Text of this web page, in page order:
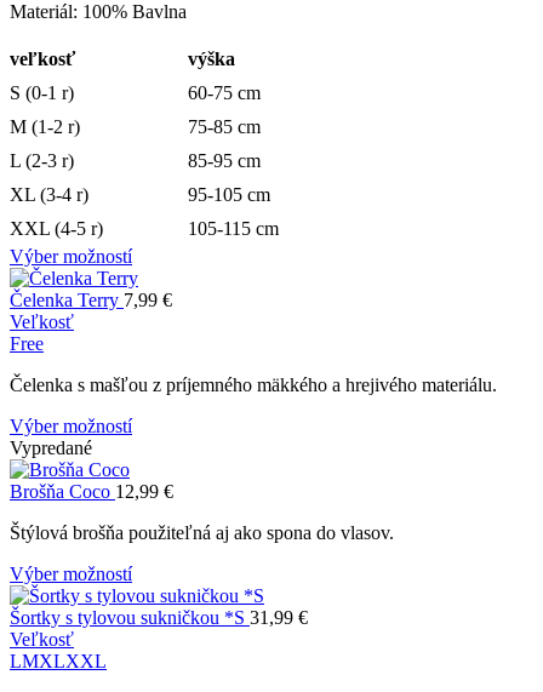
Materiál: 100% Bavlna
veľkosť
výška
S (0-1 r)
60-75 cm
M (1-2 r)
75-85 cm
L (2-3 r)
85-95 cm
XL (3-4 r)
95-105 cm
XXL (4-5 r)
105-115 cm
Výber možností
Čelenka Terry 7,99 €
Veľkosť
Free
Čelenka s mašľou z príjemného mäkkého a hrejivého materiálu.
Výber možností
Vypredané
Brošňa Coco 12,99 €
Štýlová brošňa použiteľná aj ako spona do vlasov.
Výber možností
Šortky s tylovou sukničkou *S 31,99 €
Veľkosť
LMXLXXL